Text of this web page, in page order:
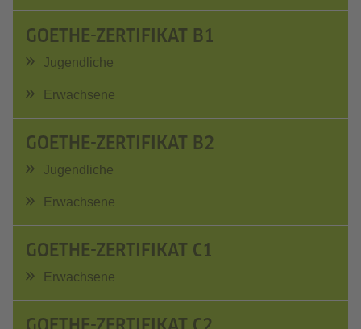
GOETHE-ZERTIFIKAT B1
Jugendliche
Erwachsene
GOETHE-ZERTIFIKAT B2
Jugendliche
Erwachsene
GOETHE-ZERTIFIKAT C1
Erwachsene